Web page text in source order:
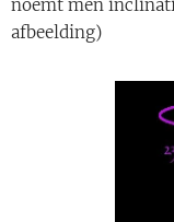
noemt men
afbeelding)